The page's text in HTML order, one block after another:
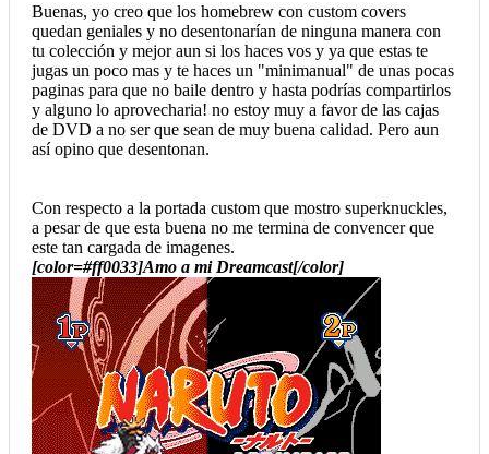
Buenas, yo creo que los homebrew con custom covers
quedan geniales y no desentonarían de ninguna manera con
tu colección y mejor aun si los haces vos y ya que estas te
jugas un poco mas y te haces un "minimanual" de unas pocas
paginas para que no baile dentro y hasta podrías compartirlos
y alguno lo aprovecharia! no estoy muy a favor de las cajas
de DVD a no ser que sean de muy buena calidad. Pero aun
así opino que desentonan.
Con respecto a la portada custom que mostro superknuckles,
a pesar de que esta buena no me termina de convencer que
este tan cargada de imagenes.
[color=#ff0033]Amo a mi Dreamcast[/color]